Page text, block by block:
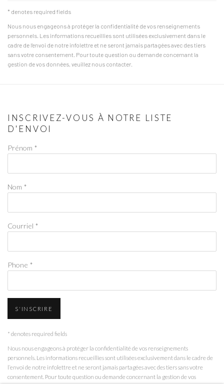
* denotes required fields
Nous nous engageons à protéger la confidentialité de vos renseignements
personnels. Les informations recueillies sont utilisées exclusivement dans le
cadre de l’envoi de notre infolettre et ne seront jamais partagées avec des tiers
sans votre consentement. Pour toute question ou demande concernant la
gestion de vos données, veuillez nous contacter.
INSCRIVEZ-VOUS À NOTRE LISTE
D'ENVOI
Prénom *
Nom *
Courriel *
Phone *
S'INSCRIRE
* denotes required fields
Nous nous engageons à protéger la confidentialité de vos renseignements
personnels. Les informations recueillies sont utilisées exclusivement dans le cadre de
l’envoi de notre infolettre et ne seront jamais partagées avec des tiers sans votre
consentement. Pour toute question ou demande concernant la gestion de vos